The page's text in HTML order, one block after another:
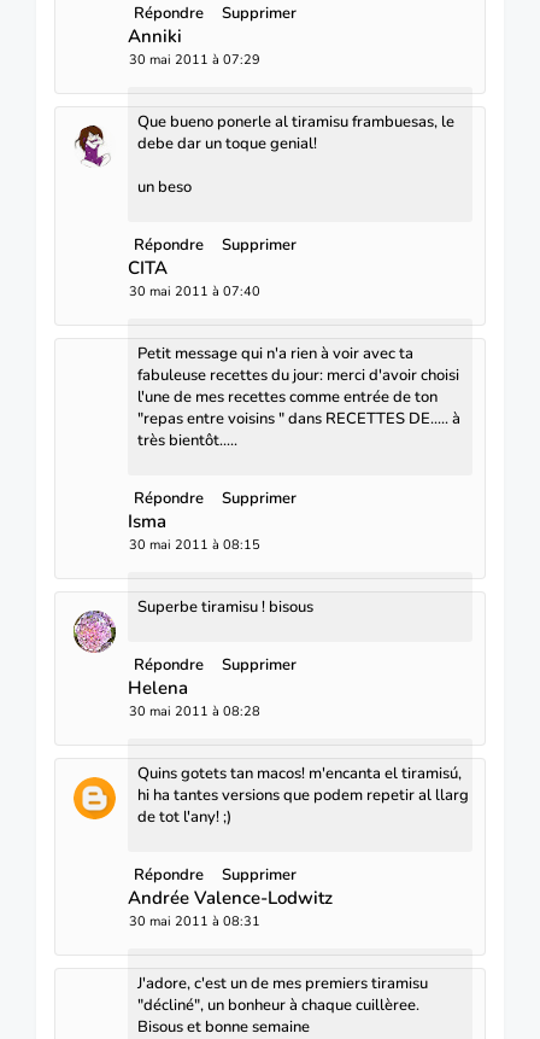
Répondre Supprimer
Anniki
30 mai 2011 à 07:29
Que bueno ponerle al tiramisu frambuesas, le
debe dar un toque genial!
un beso
Répondre Supprimer
CITA
30 mai 2011 à 07:40
Petit message qui n'a rien à voir avec ta
fabuleuse recettes du jour: merci d'avoir choisi
l'une de mes recettes comme entrée de ton
"repas entre voisins " dans RECETTES DE..... à
très bientôt.....
Répondre Supprimer
Isma
30 mai 2011 à 08:15
Superbe tiramisu ! bisous
Répondre Supprimer
Helena
30 mai 2011 à 08:28
Quins gotets tan macos! m'encanta el tiramisú,
hi ha tantes versions que podem repetir al llarg
de tot l'any! ;)
Répondre Supprimer
Andrée Valence-Lodwitz
30 mai 2011 à 08:31
J'adore, c'est un de mes premiers tiramisu
"décliné", un bonheur à chaque cuillèree.
Bisous et bonne semaine